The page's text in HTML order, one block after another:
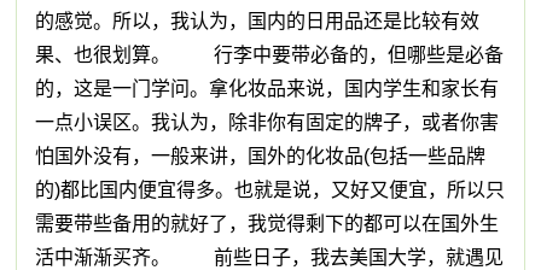
的感觉。所以，我认为，国内的日用品还是比较有效
果、也很划算。 行李中要带必备的，但哪些是必备
的，这是一门学问。拿化妆品来说，国内学生和家长有
一点小误区。我认为，除非你有固定的牌子，或者你害
怕国外没有，一般来讲，国外的化妆品(包括一些品牌
的)都比国内便宜得多。也就是说，又好又便宜，所以只
需要带些备用的就好了，我觉得剩下的都可以在国外生
活中渐渐买齐。 前些日子，我去美国大学，就遇见